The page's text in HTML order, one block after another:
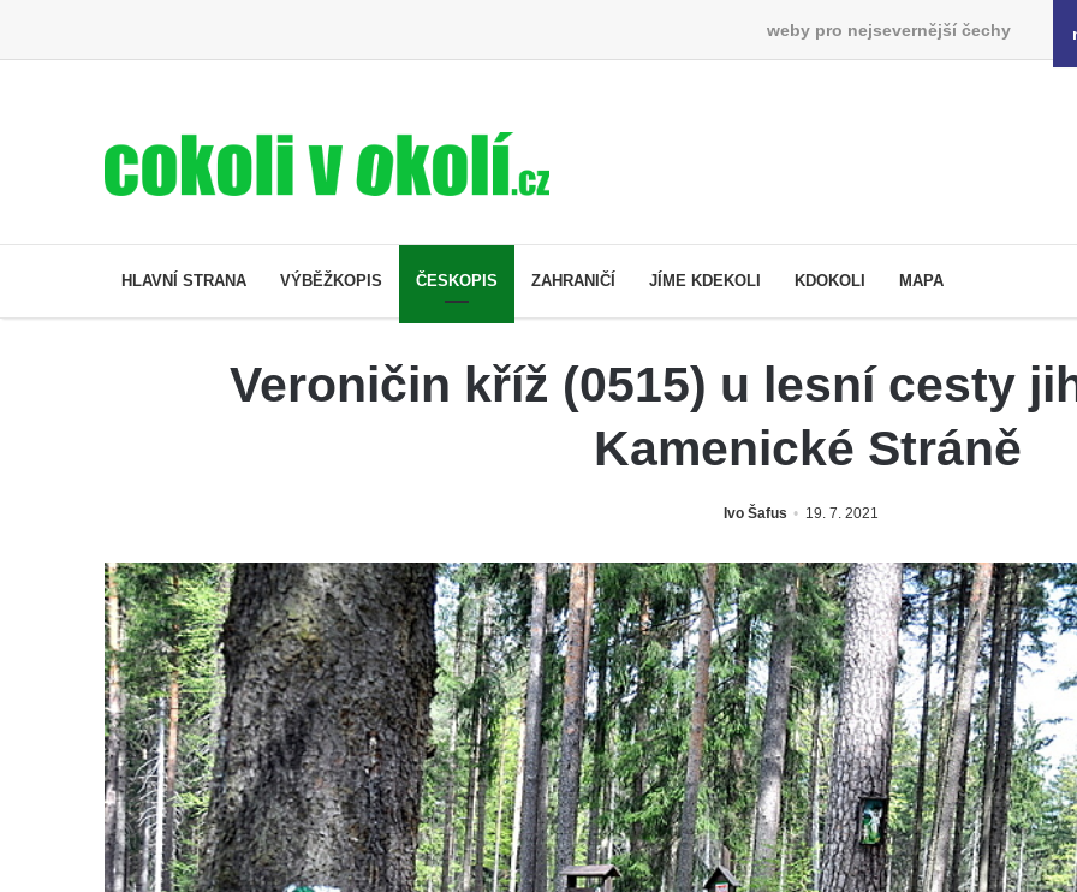
weby pro nejsevernější čechy
HLAVNÍ STRANA VÝBĚŽKOPIS ČESKOPIS ZAHRANIČÍ JÍME KDEKOLI KDOKOLI MAPA
Veroničin kříž (0515) u lesní cesty
Kamenické Stráně
Ivo Šafus 19. 7. 2021